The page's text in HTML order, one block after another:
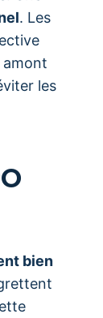
. Les
amont
les
bien